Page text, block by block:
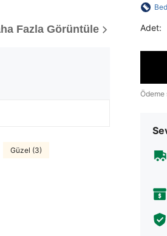
Fazla Görüntüle
Güzel (3)
Adet:
Ödeme